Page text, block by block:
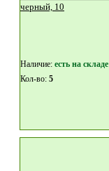
черный, 10
Наличие: eсть на складе
Кол-во: 5